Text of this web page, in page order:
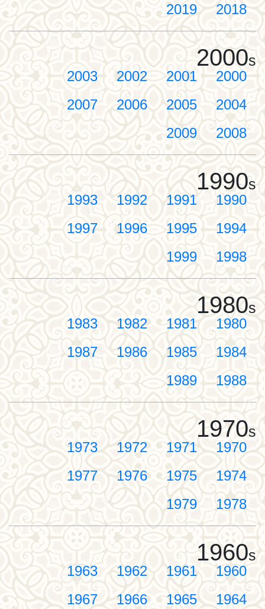
2018
2019
2000s
2000
2001
2002
2003
2004
2005
2006
2007
2008
2009
1990s
1990
1991
1992
1993
1994
1995
1996
1997
1998
1999
1980s
1980
1981
1982
1983
1984
1985
1986
1987
1988
1989
1970s
1970
1971
1972
1973
1974
1975
1976
1977
1978
1979
1960s
1960
1961
1962
1963
1964
1965
1966
1967